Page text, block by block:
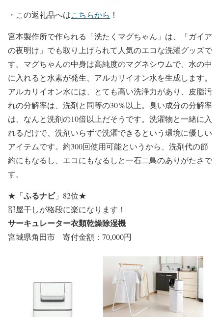
・ この返礼品へはこちらから ！
宮本製作所で作られる「洗たくマグちゃん」は、「ガイア
の夜明け」でも取り上げられて人気のエコな洗濯グッズで
す。マグちゃんの中身は高純度のマグネシウムで、水の中
に入れると水素が発生、アルカリイオン水を生成します。
アルカリイオン水には、とても高い洗浄力があり、皮脂汚
れの分解率は、洗剤と同等の30％以上。臭い成分の分解率
は、なんと洗剤の10倍以上だそうです。洗濯物と一緒に入
れるだけで、洗剤いらずで洗濯できるという環境に優しい
アイテムです。約300回使用可能というから、洗剤代の節
約にもなるし、エコにもなるしと一石二鳥のありがたさで
す。
★ 「ふるナビ」82位★
部屋干しが格段に楽になります！
サーキュレーター衣類乾燥除湿機
宮城県角田市 寄付金額：70,000円